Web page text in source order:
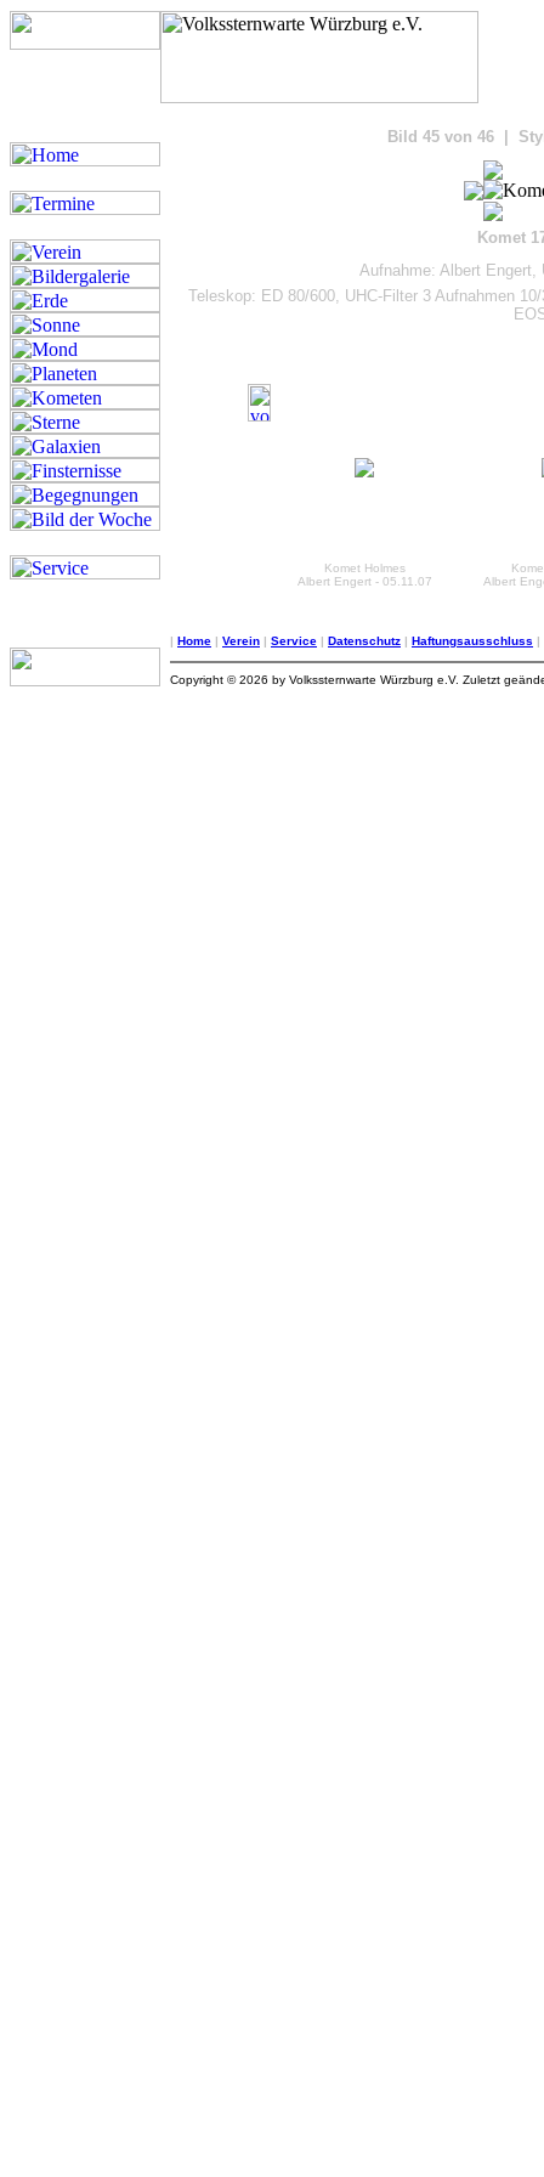
Bild 45 von 46 |
Komet
Aufnahme: Albert Engert,
Teleskop: ED 80/600, UHC-Filter 3 Aufnahmen
Komet Holmes
Albert Engert - 05.11.07
Albert
| Home | Verein | Service | Datenschutz | Haftungsausschluss |
Copyright © 2026 by Volkssternwarte Würzburg e.V. Zuletzt